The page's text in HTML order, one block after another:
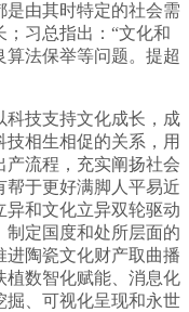
由其时特定的社会需
习总指出：“文化和
法保举等问题。提超
技支持文化成长，成
相生相促的关系，用
流程，充实阐扬社会
帮于更好满脚人平易近
和文化立异双轮驱动
制定国度和处所层面的
陶瓷文化财产取曲播
植数智化赋能、消息化
掘、可视化呈现和永世